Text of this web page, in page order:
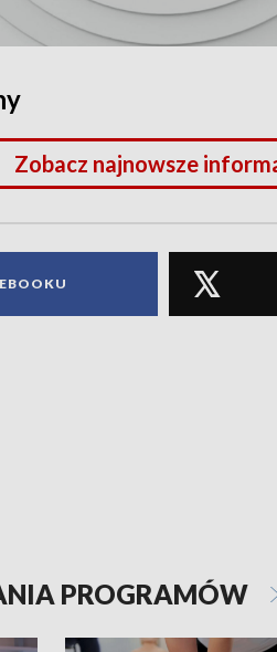
Zobacz najnowsze
PROGRAMÓW